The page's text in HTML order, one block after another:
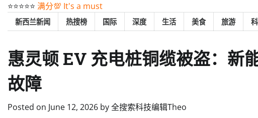
⭐️⭐️⭐️⭐️⭐️ 满分💯 It's a must
新西兰新闻 热搜榜 国际 深度 生活 美食 旅游
惠灵顿 EV 充电桩铜缆被盗：新
故障
Posted on June 12, 2026 by全搜索科技编辑Theo